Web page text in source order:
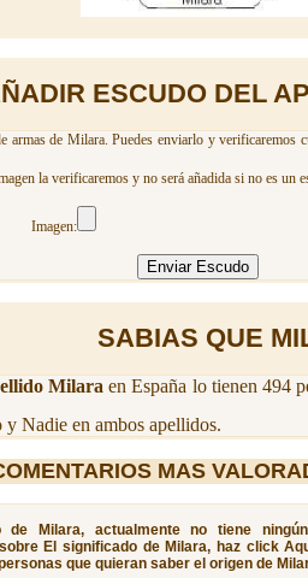
ESCUDO DEL
armas de Milara. Puedes enviarlo y verificaremos
la verificaremos y no será añadida si no es un
Imagen:
SABIAS QUE
Milara en España lo tienen 494
Nadie en ambos apellidos.
MAS
de Milara, actualmente no tiene
El significado de Milara, haz click
que quieran saber el origen de